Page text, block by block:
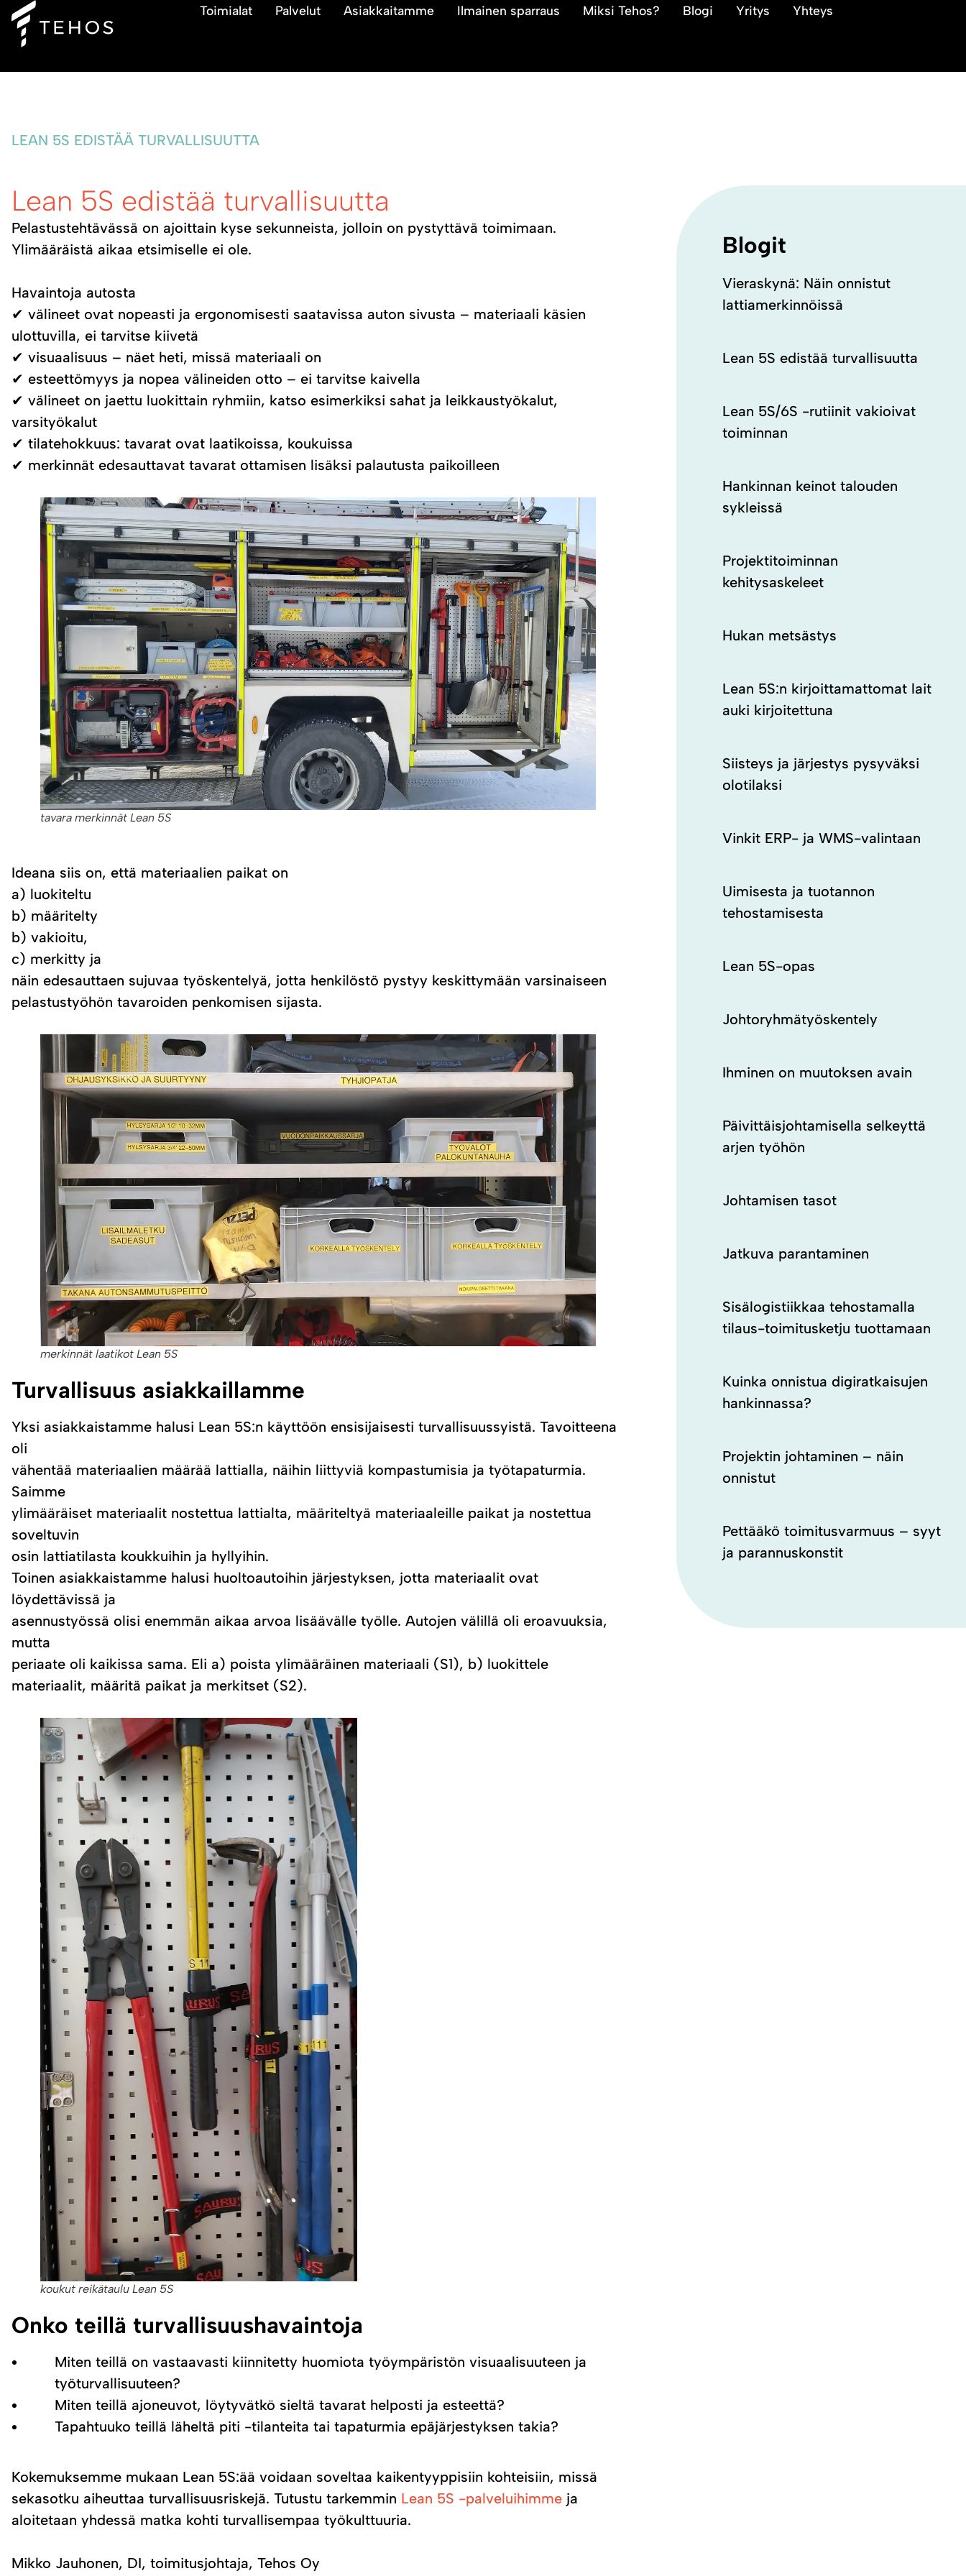
Toimialat Palvelut Asiakkaitamme Ilmainen sparraus Miksi Tehos? Blogi Yritys Yhteys
LEAN 5S EDISTÄÄ TURVALLISUUTTA
Lean 5S edistää turvallisuutta
Pelastustehtävässä on ajoittain kyse sekunneista, jolloin on pystyttävä toimimaan.
Ylimääräistä aikaa etsimiselle ei ole.
Havaintoja autosta
✔ välineet ovat nopeasti ja ergonomisesti saatavissa auton sivusta – materiaali käsien
ulottuvilla, ei tarvitse kiivetä
✔ visuaalisuus – näet heti, missä materiaali on
✔ esteettömyys ja nopea välineiden otto – ei tarvitse kaivella
✔ välineet on jaettu luokittain ryhmiin, katso esimerkiksi sahat ja leikkaustyökalut,
varsityökalut
✔ tilatehokkuus: tavarat ovat laatikoissa, koukuissa
✔ merkinnät edesauttavat tavarat ottamisen lisäksi palautusta paikoilleen
tavara merkinnät Lean 5S
Ideana siis on, että materiaalien paikat on
a) luokiteltu
b) määritelty
b) vakioitu,
c) merkitty ja
näin edesauttaen sujuvaa työskentelyä, jotta henkilöstö pystyy keskittymään varsinaiseen
pelastustyöhön tavaroiden penkomisen sijasta.
merkinnät laatikot Lean 5S
Turvallisuus asiakkaillamme
Yksi asiakkaistamme halusi Lean 5S:n käyttöön ensisijaisesti turvallisuussyistä. Tavoitteena
oli
vähentää materiaalien määrää lattialla, näihin liittyviä kompastumisia ja työtapaturmia.
Saimme
ylimääräiset materiaalit nostettua lattialta, määriteltyä materiaaleille paikat ja nostettua
soveltuvin
osin lattiatilasta koukkuihin ja hyllyihin.
Toinen asiakkaistamme halusi huoltoautoihin järjestyksen, jotta materiaalit ovat
löydettävissä ja
asennustyössä olisi enemmän aikaa arvoa lisäävälle työlle. Autojen välillä oli eroavuuksia,
mutta
periaate oli kaikissa sama. Eli a) poista ylimääräinen materiaali (S1), b) luokittele
materiaalit, määritä paikat ja merkitset (S2).
koukut reikätaulu Lean 5S
Onko teillä turvallisuushavaintoja
Miten teillä on vastaavasti kiinnitetty huomiota työympäristön visuaalisuuteen ja
työturvallisuuteen?
Miten teillä ajoneuvot, löytyvätkö sieltä tavarat helposti ja esteettä?
Tapahtuuko teillä läheltä piti -tilanteita tai tapaturmia epäjärjestyksen takia?
Kokemuksemme mukaan Lean 5S:ää voidaan soveltaa kaikentyyppisiin kohteisiin, missä
sekasotku aiheuttaa turvallisuusriskejä. Tutustu tarkemmin Lean 5S -palveluihimme ja
aloitetaan yhdessä matka kohti turvallisempaa työkulttuuria.
Mikko Jauhonen, DI, toimitusjohtaja, Tehos Oy
Blogit
Vieraskynä: Näin onnistut
lattiamerkinnöissä
Lean 5S edistää turvallisuutta
Lean 5S/6S -rutiinit vakioivat
toiminnan
Hankinnan keinot talouden
sykleissä
Projektitoiminnan
kehitysaskeleet
Hukan metsästys
Lean 5S:n kirjoittamattomat lait
auki kirjoitettuna
Siisteys ja järjestys pysyväksi
olotilaksi
Vinkit ERP- ja WMS-valintaan
Uimisesta ja tuotannon
tehostamisesta
Lean 5S-opas
Johtoryhmätyöskentely
Ihminen on muutoksen avain
Päivittäisjohtamisella selkeyttä
arjen työhön
Johtamisen tasot
Jatkuva parantaminen
Sisälogistiikkaa tehostamalla
tilaus-toimitusketju tuottamaan
Kuinka onnistua digiratkaisujen
hankinnassa?
Projektin johtaminen – näin
onnistut
Pettääkö toimitusvarmuus – syyt
ja parannuskonstit